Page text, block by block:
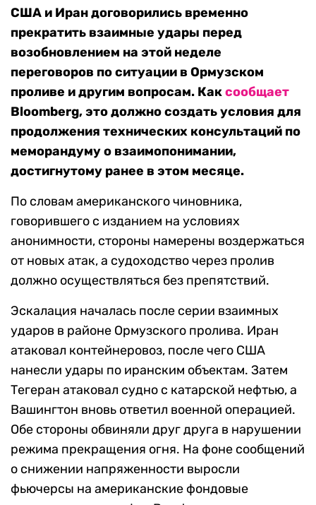
США и Иран договорились временно
прекратить взаимные удары перед
возобновлением на этой неделе
переговоров по ситуации в Ормузском
проливе и другим вопросам. Каксообщает
Bloomberg, это должно создать условия для
продолжения технических консультаций по
меморандуму о взаимопонимании,
достигнутому ранее в этом месяце.
По словам американского чиновника,
говорившего с изданием на условиях
анонимности, стороны намерены воздержаться
от новых атак, а судоходство через пролив
должно осуществляться без препятствий.
Эскалация началась после серии взаимных
ударов в районе Ормузского пролива. Иран
атаковал контейнеровоз, после чего США
нанесли удары по иранским объектам. Затем
Тегеран атаковал судно с катарской нефтью, а
Вашингтон вновь ответил военной операцией.
Обе стороны обвиняли друг друга в нарушении
режима прекращения огня. На фоне сообщений
о снижении напряженности выросли
фьючерсы на американские фондовые